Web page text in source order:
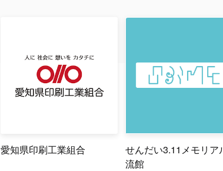
愛知県印刷工業組合
せんだい3.11メモリア
流館